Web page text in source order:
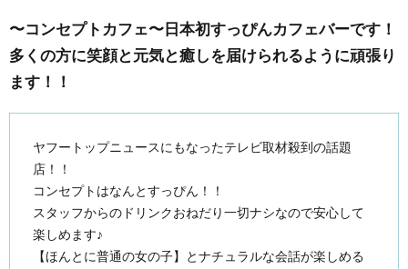
〜コンセプトカフェ〜日本初すっぴんカフェバーです！
多くの方に笑顔と元気と癒しを届けられるように頑張り
ます！！
ヤフートップニュースにもなったテレビ取材殺到の話題
店！！
コンセプトはなんとすっぴん！！
スタッフからのドリンクおねだり一切ナシなので安心して
楽しめます♪
【ほんとに普通の女の子】とナチュラルな会話が楽しめる